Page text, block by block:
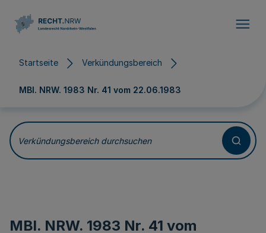
Startseite Verkündungsbereich
MBl. NRW. 1983 Nr. 41 vom 22.06.1983
Verkündungsbereich durchsuchen
MBl. NRW. 1983 Nr. 41 vom